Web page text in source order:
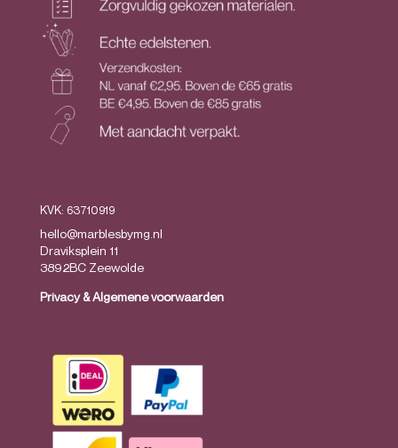
KVK: 63710919
hello@marblesbymg.nl
Draviksplein 11
3892BC Zeewolde
Privacy&Algemene voorwaarden